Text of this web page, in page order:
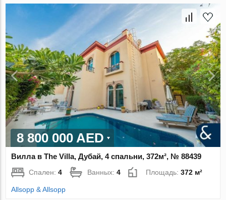
8 800 000 AED
Вилла в The Villa, Дубай, 4 спальни, 372м², № 88439
Спален:4 Ванных:4 Площадь:372 м²
Allsopp & Allsopp